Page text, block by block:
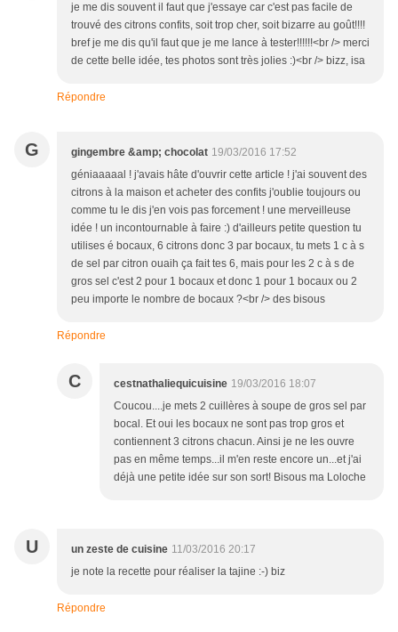
je me dis souvent il faut que j'essaye car c'est pas facile de
trouvé des citrons confits, soit trop cher, soit bizarre au goût!!!!
bref je me dis qu'il faut que je me lance à tester!!!!!!<br /> merci
de cette belle idée, tes photos sont très jolies :)<br /> bizz, isa
Répondre
G gingembre &amp; chocolat 19/03/2016 17:52
géniaaaaal ! j'avais hâte d'ouvrir cette article ! j'ai souvent des
citrons à la maison et acheter des confits j'oublie toujours ou
comme tu le dis j'en vois pas forcement ! une merveilleuse
idée ! un incontournable à faire :) d'ailleurs petite question tu
utilises é bocaux, 6 citrons donc 3 par bocaux, tu mets 1 c à s
de sel par citron ouaih ça fait tes 6, mais pour les 2 c à s de
gros sel c'est 2 pour 1 bocaux et donc 1 pour 1 bocaux ou 2
peu importe le nombre de bocaux ?<br /> des bisous
Répondre
C cestnathaliequicuisine 19/03/2016 18:07
Coucou....je mets 2 cuillères à soupe de gros sel par
bocal. Et oui les bocaux ne sont pas trop gros et
contiennent 3 citrons chacun. Ainsi je ne les ouvre
pas en même temps...il m'en reste encore un...et j'ai
déjà une petite idée sur son sort! Bisous ma Loloche
U un zeste de cuisine 11/03/2016 20:17
je note la recette pour réaliser la tajine :-) biz
Répondre